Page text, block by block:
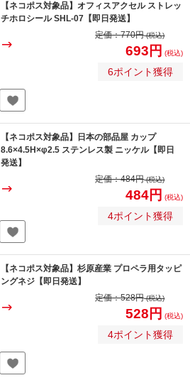
【ネコポス対象品】オフィスアクセル ストレッ
チホロシール SHL-07【即日発送】
定価：770円(税込)
693円 (税込)
6ポイント獲得
【ネコポス対象品】日本の部品屋 カップ
8.6×4.5H×φ2.5 ステンレス製 ニッケル【即日
発送】
定価：484円(税込)
484円 (税込)
4ポイント獲得
【ネコポス対象品】杉原産業 プロペラ用タッピ
ングネジ【即日発送】
定価：528円(税込)
528円 (税込)
4ポイント獲得